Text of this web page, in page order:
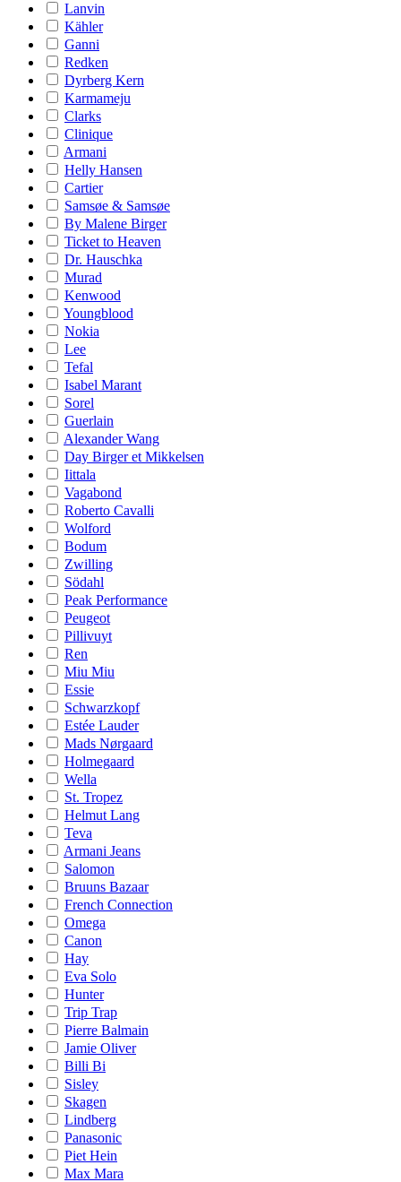
Lanvin
Kähler
Ganni
Redken
Dyrberg Kern
Karmameju
Clarks
Clinique
Armani
Helly Hansen
Cartier
Samsøe & Samsøe
By Malene Birger
Ticket to Heaven
Dr. Hauschka
Murad
Kenwood
Youngblood
Nokia
Lee
Tefal
Isabel Marant
Sorel
Guerlain
Alexander Wang
Day Birger et Mikkelsen
Iittala
Vagabond
Roberto Cavalli
Wolford
Bodum
Zwilling
Södahl
Peak Performance
Peugeot
Pillivuyt
Ren
Miu Miu
Essie
Schwarzkopf
Estée Lauder
Mads Nørgaard
Holmegaard
Wella
St. Tropez
Helmut Lang
Teva
Armani Jeans
Salomon
Bruuns Bazaar
French Connection
Omega
Canon
Hay
Eva Solo
Hunter
Trip Trap
Pierre Balmain
Jamie Oliver
Billi Bi
Sisley
Skagen
Lindberg
Panasonic
Piet Hein
Max Mara